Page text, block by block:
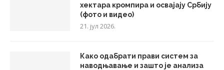
хектара кромпира и освајају Србију
(фото и видео)
21. јул 2026.
Како одабрати прави систем за
наводњавање и зашто је анализа